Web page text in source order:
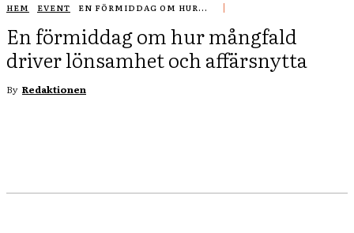
HEM EVENT EN FÖRMIDDAG OM HUR...
En förmiddag om hur mångfald
driver lönsamhet och affärsnytta
By Redaktionen